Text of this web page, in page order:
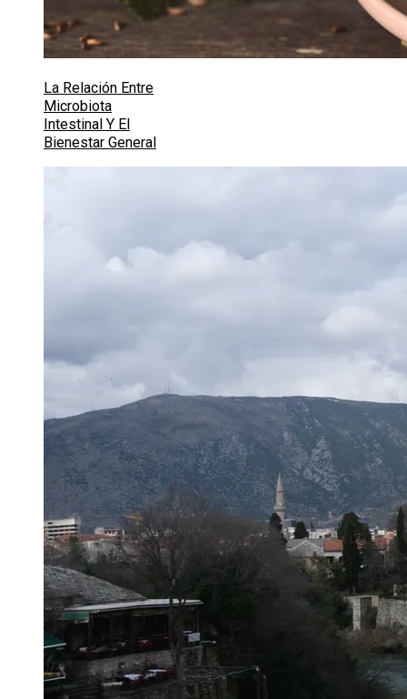
La Relación Entre
Microbiota
Intestinal Y El
Bienestar General